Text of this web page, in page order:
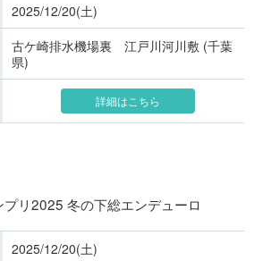
2025/12/20(土)
古ケ崎排水機場裏 江戸川河川敷 (千葉
県)
詳細はこちら
リ2025 冬の下総エンデューロ
2025/12/20(土)